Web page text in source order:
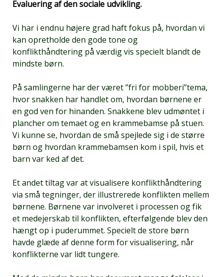
Evaluering af den sociale udvikling.
Vi har i endnu højere grad haft fokus på, hvordan vi
kan opretholde den gode tone og
konflikthåndtering på værdig vis specielt blandt de
mindste børn.
På samlingerne har der været ”fri for mobberi”tema,
hvor snakken har handlet om, hvordan børnene er
en god ven for hinanden. Snakkene blev udmøntet i
plancher om temaet og en krammebamse på stuen.
Vi kunne se, hvordan de små spejlede sig i de større
børn og hvordan krammebamsen kom i spil, hvis et
barn var ked af det.
Et andet tiltag var at visualisere konflikthåndtering
via små tegninger, der illustrerede konflikten mellem
børnene. Børnene var involveret i processen og fik
et medejerskab til konflikten, efterfølgende blev den
hængt op i puderummet. Specielt de store børn
havde glæde af denne form for visualisering, når
konflikterne var lidt tungere.